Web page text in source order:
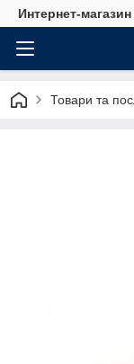
Интернет-
Товари та